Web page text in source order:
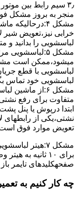
۳٫ ﺳﯿﻢ راﺑﻂ ﺑﯿﻦ
ﻣﻨﺠﺮ ﺑﻪ ﺑﺮوز مشکل
مشکل
خرابی نیز،تعویض شیر
لباسشویی را بدانید و
مشکل
میشود،ممکن است
لباسشویی با قطع
لباسشویی خود تماس
مشکل ۶:از
متفاوت برای رفع
ابتدا درپوش یا پنل
نشتی،ﯾﮑﯽ از
ﺗﻌﻮﯾﺾ ﻣﻮارد ﻓﻮق
برای ۱۰ ﺛﺎﻧﯿﻪ
صفحهکلیدهای ﺗﺎﯾﻤﺮ
چه کار کنیم به